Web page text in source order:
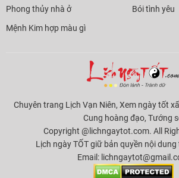
Phong thủy nhà ở
Mệnh Kim hợp màu gì
Bói tình yêu
Chuyên trang Lịch Vạn Niên, Xem ngày tốt
Cung hoàng đạo, Tướng
Copyright @lichngaytot.com. All
Lịch ngày TỐT giữ bản quyền nội
Email: